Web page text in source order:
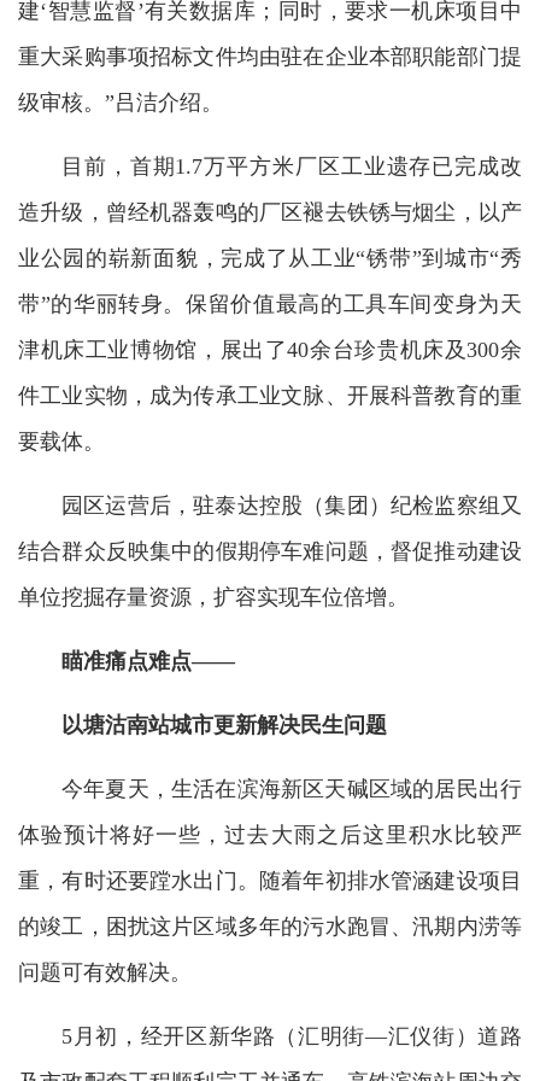
建‘智慧监督’有关数据库；同时，要求一机床项目中
重大采购事项招标文件均由驻在企业本部职能部门提
级审核。”吕洁介绍。
目前，首期1.7万平方米厂区工业遗存已完成改
造升级，曾经机器轰鸣的厂区褪去铁锈与烟尘，以产
业公园的崭新面貌，完成了从工业“锈带”到城市“秀
带”的华丽转身。保留价值最高的工具车间变身为天
津机床工业博物馆，展出了40余台珍贵机床及300余
件工业实物，成为传承工业文脉、开展科普教育的重
要载体。
园区运营后，驻泰达控股（集团）纪检监察组又
结合群众反映集中的假期停车难问题，督促推动建设
单位挖掘存量资源，扩容实现车位倍增。
瞄准痛点难点——
以塘沽南站城市更新解决民生问题
今年夏天，生活在滨海新区天碱区域的居民出行
体验预计将好一些，过去大雨之后这里积水比较严
重，有时还要蹚水出门。随着年初排水管涵建设项目
的竣工，困扰这片区域多年的污水跑冒、汛期内涝等
问题可有效解决。
5月初，经开区新华路（汇明街—汇仪街）道路